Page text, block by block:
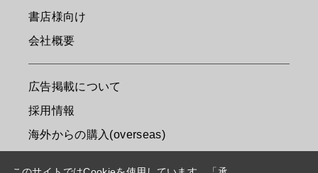
書店様向け
会社概要
広告掲載について
採用情報
海外からの購入(overseas)